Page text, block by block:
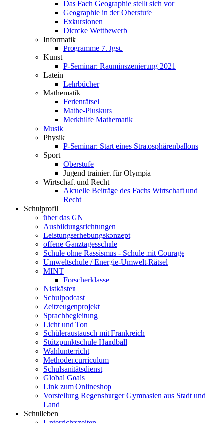
Das Fach Geographie stellt sich vor
Geographie in der Oberstufe
Exkursionen
Diercke Wettbewerb
Informatik
Programme 7. Jgst.
Kunst
P-Seminar: Rauminszenierung 2021
Latein
Lehrbücher
Mathematik
Ferienrätsel
Mathe-Pluskurs
Merkhilfe Mathematik
Musik
Physik
P-Seminar: Start eines Stratosphärenballons
Sport
Oberstufe
Jugend trainiert für Olympia
Wirtschaft und Recht
Aktuelle Beiträge des Fachs Wirtschaft und
Recht
Schulprofil
über das GN
Ausbildungsrichtungen
Leistungserhebungskonzept
offene Ganztagesschule
Schule ohne Rassismus - Schule mit Courage
Umweltschule / Energie-Umwelt-Rätsel
MINT
Forscherklasse
Nistkästen
Schulpodcast
Zeitzeugenprojekt
Sprachbegleitung
Licht und Ton
Schüleraustausch mit Frankreich
Stützpunktschule Handball
Wahlunterricht
Methodencurriculum
Schulsanitätsdienst
Global Goals
Link zum Onlineshop
Vorstellung Regensburger Gymnasien aus Stadt und
Land
Schulleben